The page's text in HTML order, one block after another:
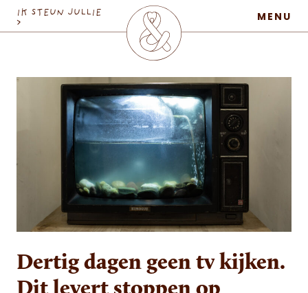
MaatschapWij
MENU
IK STEUN JULLIE
>
Dertig dagen geen tv kijken.
Dit levert stoppen op